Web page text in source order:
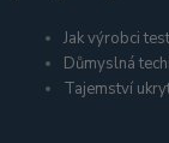
Jak výrobci
Důmyslná
Tajemství